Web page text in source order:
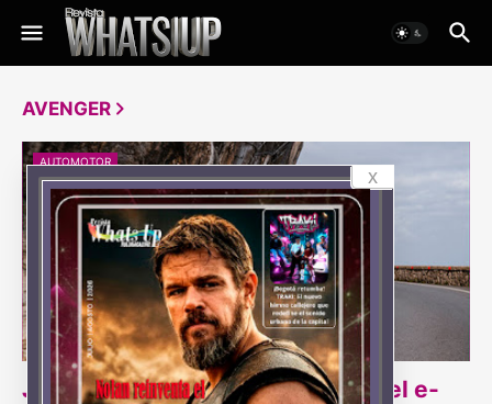
AVENGER
AUTOMOTOR
Jeep® Avenger amplía su gama: el e-
x